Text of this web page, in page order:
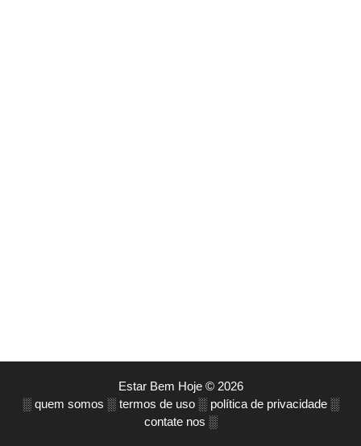
Estar Bem Hoje © 2026
░ quem somos ░ termos de uso░ política de privacidade░
contate nos ░